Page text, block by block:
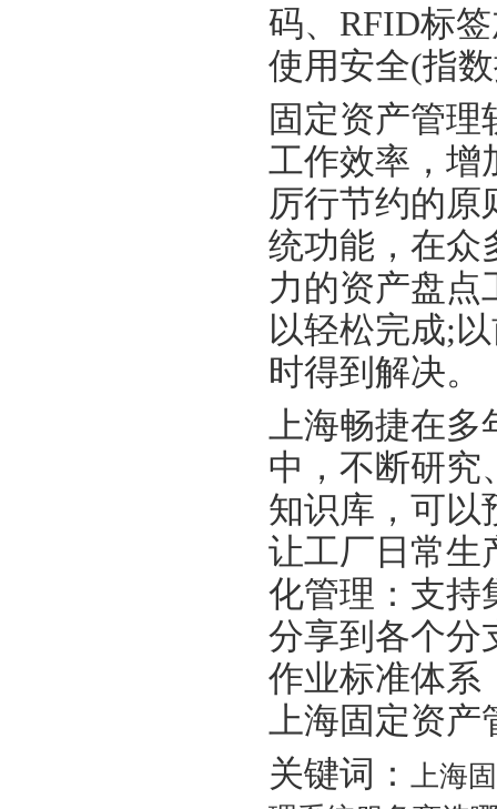
码、RFID标
使用安全(指
固定资产管
工作效率，增
厉行节约的原
统功能，在众
力的资产盘点
以轻松完成;
时得到解决。
上海畅捷在多
中，不断研究
知识库，可以
让工厂日常生
化管理：支持
分享到各个分
作业标准体系
上海固定资产
关键词： 上海